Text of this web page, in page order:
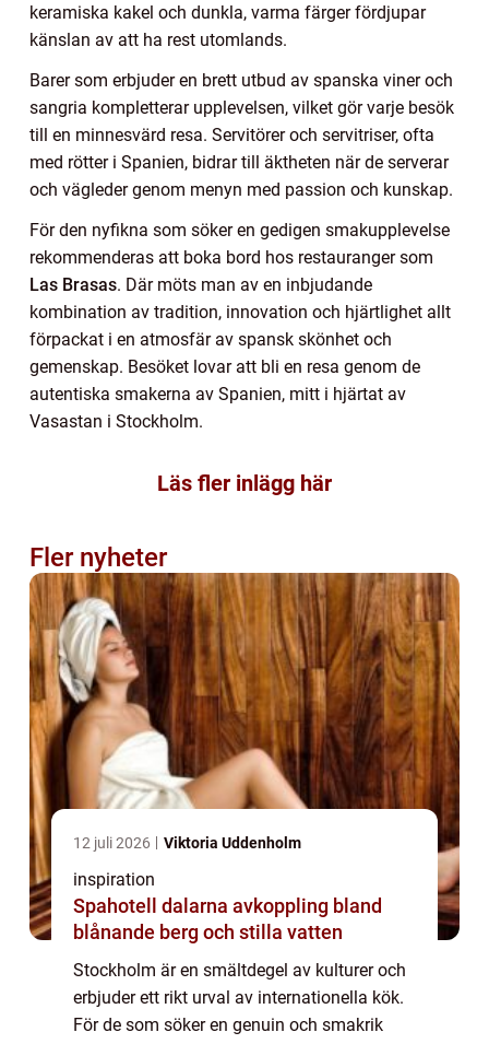
keramiska kakel och dunkla, varma färger fördjupar
känslan av att ha rest utomlands.
Barer som erbjuder en brett utbud av spanska viner och
sangria kompletterar upplevelsen, vilket gör varje besök
till en minnesvärd resa. Servitörer och servitriser, ofta
med rötter i Spanien, bidrar till äktheten när de serverar
och vägleder genom menyn med passion och kunskap.
För den nyfikna som söker en gedigen smakupplevelse
rekommenderas att boka bord hos restauranger som
Las Brasas. Där möts man av en inbjudande
kombination av tradition, innovation och hjärtlighet allt
förpackat i en atmosfär av spansk skönhet och
gemenskap. Besöket lovar att bli en resa genom de
autentiska smakerna av Spanien, mitt i hjärtat av
Vasastan i Stockholm.
Läs fler inlägg här
Fler nyheter
12 juli 2026 Viktoria Uddenholm
inspiration
Spahotell dalarna avkoppling bland
blånande berg och stilla vatten
Stockholm är en smältdegel av kulturer och
erbjuder ett rikt urval av internationella kök.
För de som söker en genuin och smakrik